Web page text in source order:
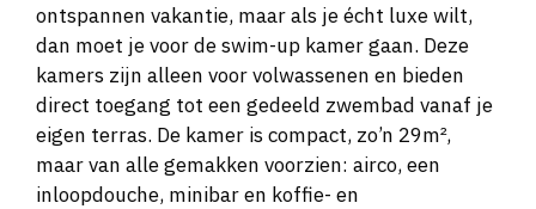
ontspannen vakantie, maar als je écht luxe wilt,
dan moet je voor de swim-up kamer gaan. Deze
kamers zijn alleen voor volwassenen en bieden
direct toegang tot een gedeeld zwembad vanaf je
eigen terras. De kamer is compact, zo’n 29m²,
maar van alle gemakken voorzien: airco, een
inloopdouche, minibar en koffie- en